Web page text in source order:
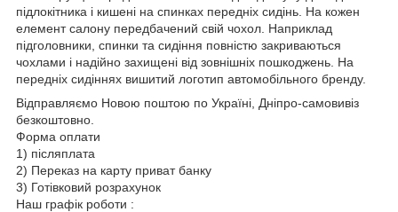
підлокітника і кишені на спинках передніх сидінь. На кожен
елемент салону передбачений свій чохол. Наприклад
підголовники, спинки та сидіння повністю закриваються
чохлами і надійно захищені від зовнішніх пошкоджень. На
передніх сидіннях вишитий логотип автомобільного бренду.
Відправляємо Новою поштою по Україні, Дніпро-самовивіз
безкоштовно.
Форма оплати
1) післяплата
2) Переказ на карту приват банку
3) Готівковий розрахунок
Наш графік роботи :